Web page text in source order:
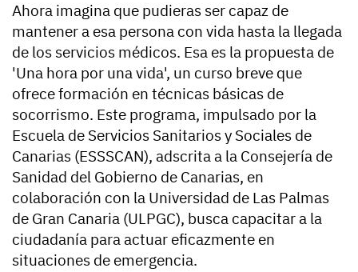
Ahora imagina que pudieras ser capaz de
mantener a esa persona con vida hasta la llegada
de los servicios médicos. Esa es la propuesta de
'Una hora por una vida', un curso breve que
ofrece formación en técnicas básicas de
socorrismo. Este programa, impulsado por la
Escuela de Servicios Sanitarios y Sociales de
Canarias (ESSSCAN), adscrita a la Consejería de
Sanidad del Gobierno de Canarias, en
colaboración con la Universidad de Las Palmas
de Gran Canaria (ULPGC), busca capacitar a la
ciudadanía para actuar eficazmente en
situaciones de emergencia.